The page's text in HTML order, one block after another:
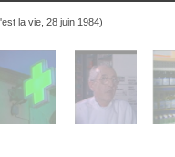
la vie, 28 juin 1984)